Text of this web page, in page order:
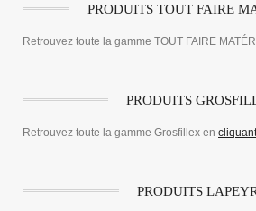
PRODUITS TOUT FAIRE
Retrouvez toute la gamme TOUT FAIRE
PRODUITS
Retrouvez toute la gamme Grosfillex en
PRODUITS